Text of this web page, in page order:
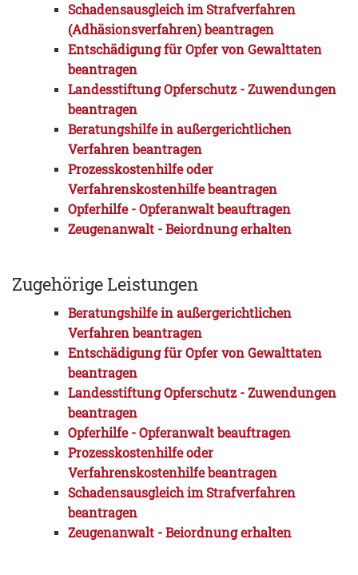
Schadensausgleich im Strafverfahren
(Adhäsionsverfahren) beantragen
Entschädigung für Opfer von Gewalttaten
beantragen
Landesstiftung Opferschutz - Zuwendungen
beantragen
Beratungshilfe in außergerichtlichen
Verfahren beantragen
Prozesskostenhilfe oder
Verfahrenskostenhilfe beantragen
Opferhilfe - Opferanwalt beauftragen
Zeugenanwalt - Beiordnung erhalten
Zugehörige Leistungen
Beratungshilfe in außergerichtlichen
Verfahren beantragen
Entschädigung für Opfer von Gewalttaten
beantragen
Landesstiftung Opferschutz - Zuwendungen
beantragen
Opferhilfe - Opferanwalt beauftragen
Prozesskostenhilfe oder
Verfahrenskostenhilfe beantragen
Schadensausgleich im Strafverfahren
beantragen
Zeugenanwalt - Beiordnung erhalten